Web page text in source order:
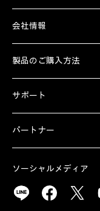
会社情報
製品のご購入方法
サポート
パートナー
ソーシャルメディア